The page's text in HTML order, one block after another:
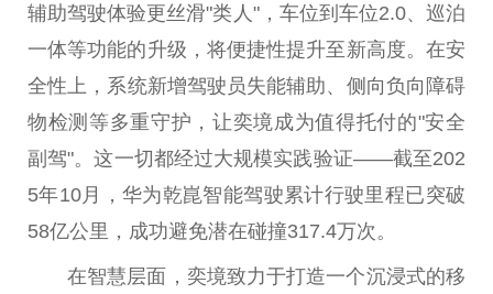
辅助驾驶体验更丝滑"类人"，车位到车位2.0、巡泊
一体等功能的升级，将便捷性提升至新高度。在安
全性上，系统新增驾驶员失能辅助、侧向负向障碍
物检测等多重守护，让奕境成为值得托付的"安全
副驾"。这一切都经过大规模实践验证——截至202
5年10月，华为乾崑智能驾驶累计行驶里程已突破
58亿公里，成功避免潜在碰撞317.4万次。
在智慧层面，奕境致力于打造一个沉浸式的移